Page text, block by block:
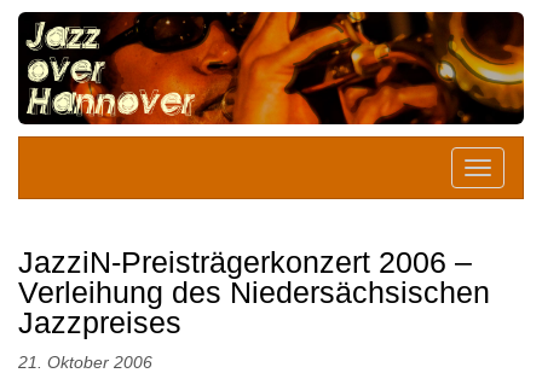
JazziN-Preisträgerkonzert 2006 –
Verleihung des Niedersächsischen
Jazzpreises
21. Oktober 2006